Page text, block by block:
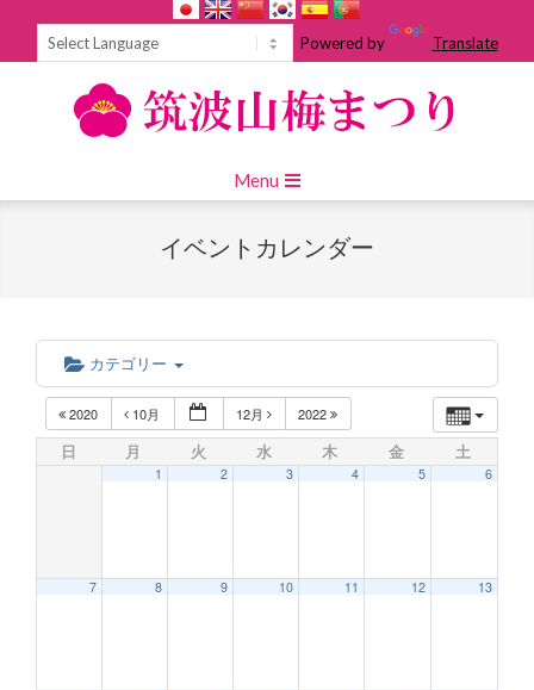
Powered by Translate
Navigation
Menu
イベントカレンダー
カテゴリー
2020 10月 12月 2022
日 月 火 水 木 金 土
1 2 3 4 5 6
7 8 9 10 11 12 13